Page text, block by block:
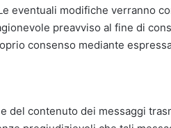
eventuali modifiche verranno
preavviso al fine di
consenso mediante
del contenuto dei messaggi